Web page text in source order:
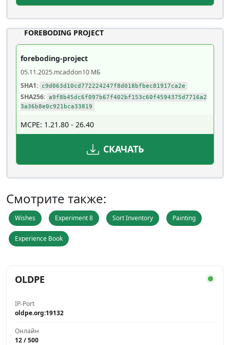
FOREBODING PROJECT
foreboding-project
05.11.2025.mcaddon10 МБ
SHA1:
c9d063d10cd772224247f8d018bfbec81917ca2e
SHA256: a9f8b45dc6f097b67f402bf153c60f4594375d7716a2
3a36b8e0c921bca33819
MCPE: 1.21.80 - 26.40
СКАЧАТЬ
Смотрите также:
Wishes Experiment 8 Sort Inventory Painting
Experience Book
OLDPE
IP-Port
oldpe.org:19132
Онлайн
12 / 500